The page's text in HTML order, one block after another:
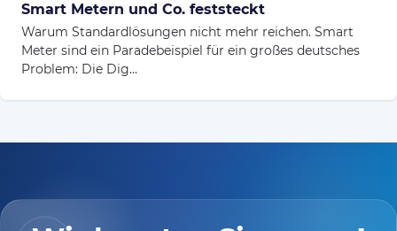
Smart Metern und Co. feststeckt
Warum Standardlösungen nicht mehr reichen. Smart
Meter sind ein Paradebeispiel für ein großes deutsches
Problem: Die Dig...